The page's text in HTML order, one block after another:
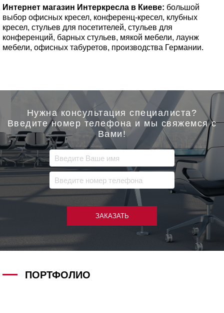
Интернет магазин Интеркресла в Киеве: большой
выбор офисных кресел, конференц-кресел, клубных
кресел, стульев для посетителей, стульев для
конференций, барных стульев, мякой мебели, лаунж
мебели, офисных табуретов, производства Германии.
Нужна консультация специалиста?
Введите номер телефона и мы свяжемся с
Вами!
ЗАКАЗАТЬ
ПОРТФОЛИО